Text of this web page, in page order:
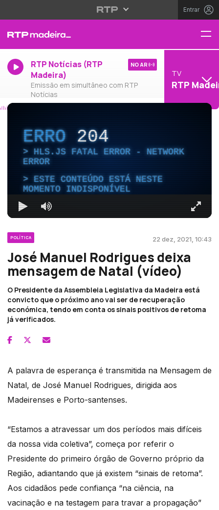
Entrar
RTP Notícias (RTP
Madeira)
Emissão em simultâneo com RTP
Notícias
NO AR
TV
RTP
ERRO204
HLS.JS FATAL ERROR - NETWORK
ERROR
ESTE CONTEÚDO ESTÁ NESTE
MOMENTO INDISPONÍVEL
POLÍTICA 22 dez, 2021, 10:43
José Manuel Rodrigues deixa
mensagem de Natal (vídeo)
O Presidente da Assembleia Legislativa da Madeira está
convicto que o próximo ano vai ser de recuperação
económica, tendo em conta os sinais positivos de retoma
já verificados.
A palavra de esperança é transmitida na Mensagem de
Natal, de José Manuel Rodrigues, dirigida aos
Madeirenses e Porto-santenses.
“Estamos a atravessar um dos períodos mais difíceis
da nossa vida coletiva”, começa por referir o
Presidente do primeiro órgão de Governo próprio da
Região, adiantando que já existem “sinais de retoma”.
Aos cidadãos pede confiança “na ciência, na
vacinação e na testagem para travar a propagação”